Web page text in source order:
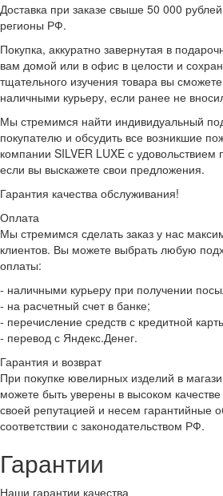
Доставка при заказе свыше 50 000
регионы РФ.
Покупка, аккуратно завернутая в
вам домой или в офис в целости и
тщательного изучения товара вы сможете
наличными курьеру, если ранее не
Мы стремимся найти индивидуальный
покупателю и обсудить все возникшие
компании SILVER LUXE с удовольствием
если вы выскажете свои предложения.
Гарантия качества обслуживания!
Оплата
Мы стремимся сделать заказ у нас
клиентов. Вы можете выбрать любую
оплаты:
- наличными курьеру при получении
- на расчетный счет в банке;
- перечисление средств с кредитной
- перевод с Яндекс.Денег.
Гарантия и возврат
При покупке ювелирных изделий в
можете быть уверены в высоком
своей репутацией и несем гарантийные
соответствии с законодательством РФ.
Гарантии
Наши гарантии качества